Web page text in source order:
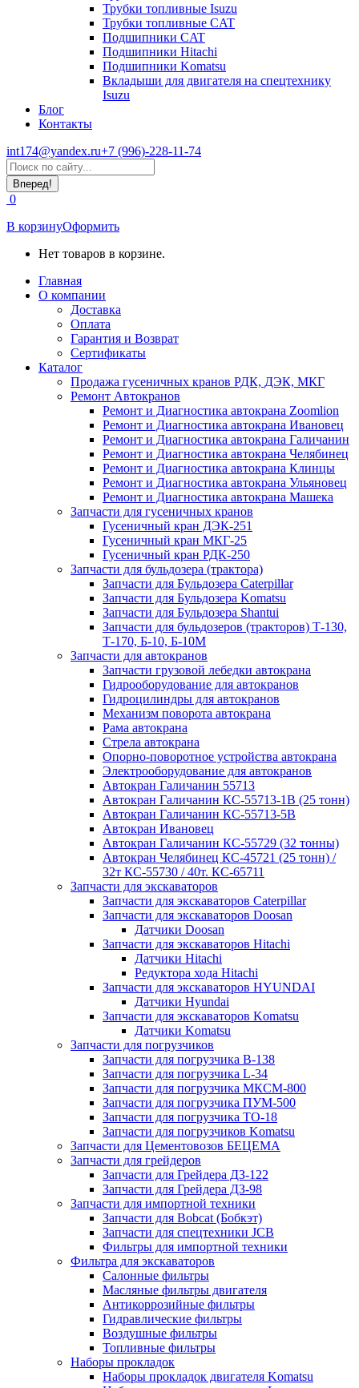
Трубки топливные Isuzu
Трубки топливные CAT
Подшипники CAT
Подшипники Hitachi
Подшипники Komatsu
Вкладыши для двигателя на спецтехнику
Isuzu
Блог
Контакты
int174@yandex.ru+7 (996)-228-11-74
Страница
WhatsApp
открывается
в
новом
окне
Поиск:
0
В корзинуОформить
Нет товаров в корзине.
Главная
О компании
Доставка
Оплата
Гарантия и Возврат
Сертификаты
Каталог
Продажа гусеничных кранов РДК, ДЭК, МКГ
Ремонт Автокранов
Ремонт и Диагностика автокрана Zoomlion
Ремонт и Диагностика автокрана Ивановец
Ремонт и Диагностика автокрана Галичанин
Ремонт и Диагностика автокрана Челябинец
Ремонт и Диагностика автокрана Клинцы
Ремонт и Диагностика автокрана Ульяновец
Ремонт и Диагностика автокрана Машека
Запчасти для гусеничных кранов
Гусеничный кран ДЭК-251
Гусеничный кран МКГ-25
Гусеничный кран РДК-250
Запчасти для бульдозера (трактора)
Запчасти для Бульдозера Caterpillar
Запчасти для Бульдозера Komatsu
Запчасти для Бульдозера Shantui
Запчасти для бульдозеров (тракторов) Т-130,
Т-170, Б-10, Б-10М
Запчасти для автокранов
Запчасти грузовой лебедки автокрана
Гидрооборудование для автокранов
Гидроцилиндры для автокранов
Механизм поворота автокрана
Рама автокрана
Стрела автокрана
Опорно-поворотное устройства автокрана
Электрооборудование для автокранов
Автокран Галичанин 55713
Автокран Галичанин КС-55713-1В (25 тонн)
Автокран Галичанин КС-55713-5В
Автокран Ивановец
Автокран Галичанин КС-55729 (32 тонны)
Автокран Челябинец КС-45721 (25 тонн) /
32т КС-55730 / 40т. КС-65711
Запчасти для экскаваторов
Запчасти для экскаваторов Caterpillar
Запчасти для экскаваторов Doosan
Датчики Doosan
Запчасти для экскаваторов Hitachi
Датчики Hitachi
Редуктора хода Hitachi
Запчасти для экскаваторов HYUNDAI
Датчики Hyundai
Запчасти для экскаваторов Komatsu
Датчики Komatsu
Запчасти для погрузчиков
Запчасти для погрузчика B-138
Запчасти для погрузчика L-34
Запчасти для погрузчика МКСМ-800
Запчасти для погрузчика ПУМ-500
Запчасти для погрузчика ТО-18
Запчасти для погрузчиков Komatsu
Запчасти для Цементовозов БЕЦЕМА
Запчасти для грейдеров
Запчасти для Грейдера ДЗ-122
Запчасти для Грейдера ДЗ-98
Запчасти для импортной техники
Запчасти для Bobcat (Бобкэт)
Запчасти для спецтехники JCB
Фильтры для импортной техники
Фильтра для экскаваторов
Салонные фильтры
Масляные фильтры двигателя
Антикоррозийные фильтры
Гидравлические фильтры
Воздушные фильтры
Топливные фильтры
Наборы прокладок
Наборы прокладок двигателя Komatsu